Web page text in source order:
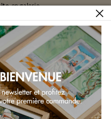
en galerie
: Oeuvres &